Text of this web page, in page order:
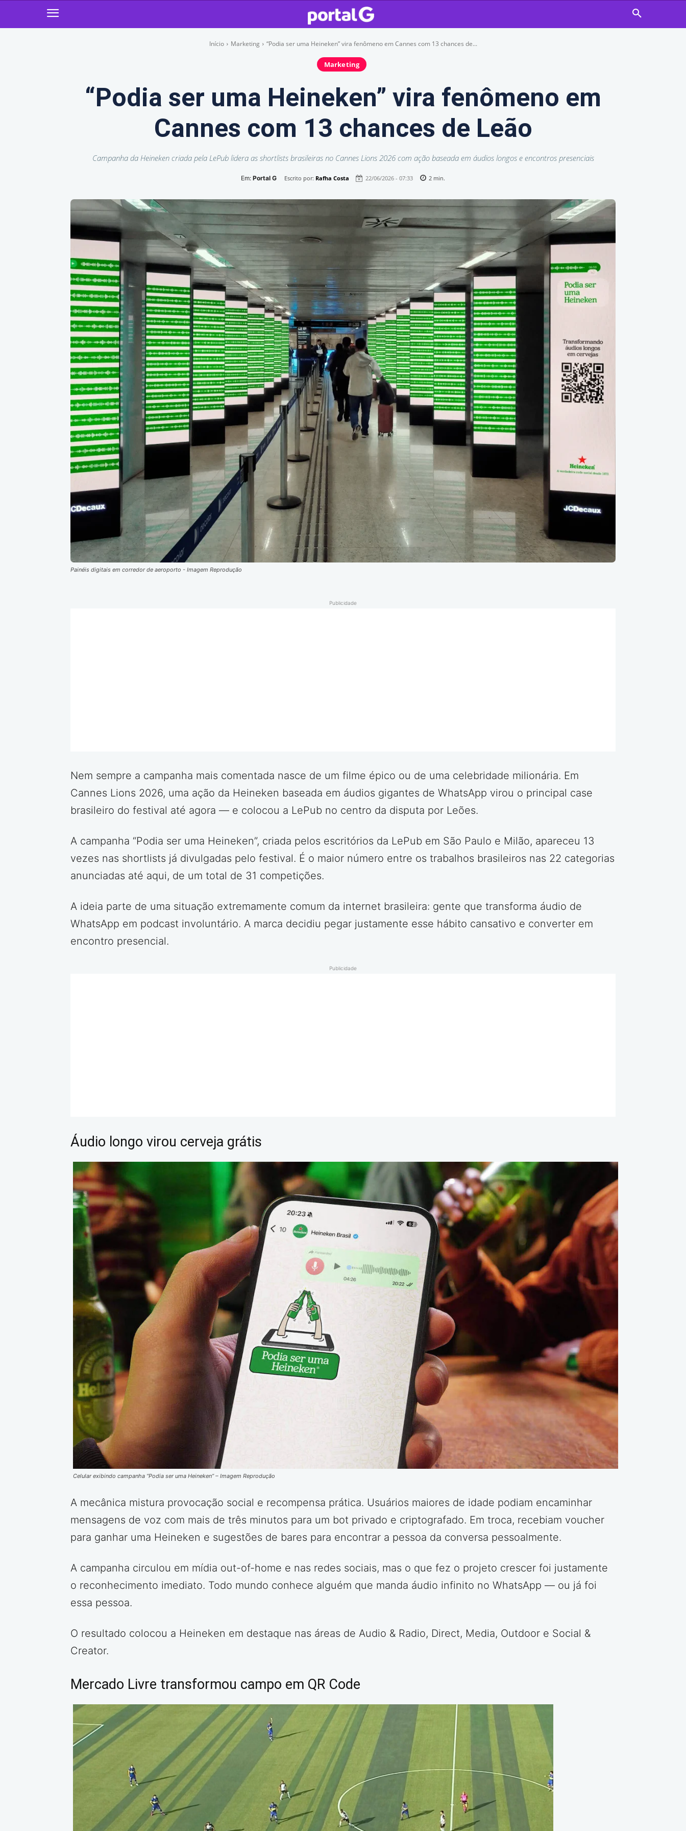
Início Marketing “Podia ser uma Heineken” vira fenômeno em Cannes com 13 chances de...
Marketing
“Podia ser uma Heineken” vira fenômeno em
Cannes com 13 chances de Leão
Campanha da Heineken criada pela LePub lidera as shortlists brasileiras no Cannes Lions 2026 com ação baseada em áudios longos e encontros presenciais
Em: Portal G Escrito por: Rafha Costa 22/06/2026 - 07:33 2 min.
Painéis digitais em corredor de aeroporto - Imagem Reprodução
Publicidade
Nem sempre a campanha mais comentada nasce de um filme épico ou de uma celebridade milionária. Em
Cannes Lions 2026, uma ação da Heineken baseada em áudios gigantes de WhatsApp virou o principal case
brasileiro do festival até agora — e colocou a LePub no centro da disputa por Leões.
A campanha “Podia ser uma Heineken”, criada pelos escritórios da LePub em São Paulo e Milão, apareceu 13
vezes nas shortlists já divulgadas pelo festival. É o maior número entre os trabalhos brasileiros nas 22 categorias
anunciadas até aqui, de um total de 31 competições.
A ideia parte de uma situação extremamente comum da internet brasileira: gente que transforma áudio de
WhatsApp em podcast involuntário. A marca decidiu pegar justamente esse hábito cansativo e converter em
encontro presencial.
Publicidade
Áudio longo virou cerveja grátis
Celular exibindo campanha “Podia ser uma Heineken” – Imagem Reprodução
A mecânica mistura provocação social e recompensa prática. Usuários maiores de idade podiam encaminhar
mensagens de voz com mais de três minutos para um bot privado e criptografado. Em troca, recebiam voucher
para ganhar uma Heineken e sugestões de bares para encontrar a pessoa da conversa pessoalmente.
A campanha circulou em mídia out-of-home e nas redes sociais, mas o que fez o projeto crescer foi justamente
o reconhecimento imediato. Todo mundo conhece alguém que manda áudio infinito no WhatsApp — ou já foi
essa pessoa.
O resultado colocou a Heineken em destaque nas áreas de Audio & Radio, Direct, Media, Outdoor e Social &
Creator.
Mercado Livre transformou campo em QR Code